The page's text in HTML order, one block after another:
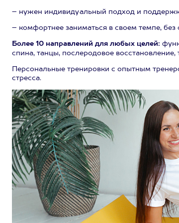
– нужен индивидуальный подход и
– комфортнее заниматься в своем темпе, без
Более 10 направлений для любых целей:
спина, танцы, послеродовое
Персональные тренировки с опытным
стресса.